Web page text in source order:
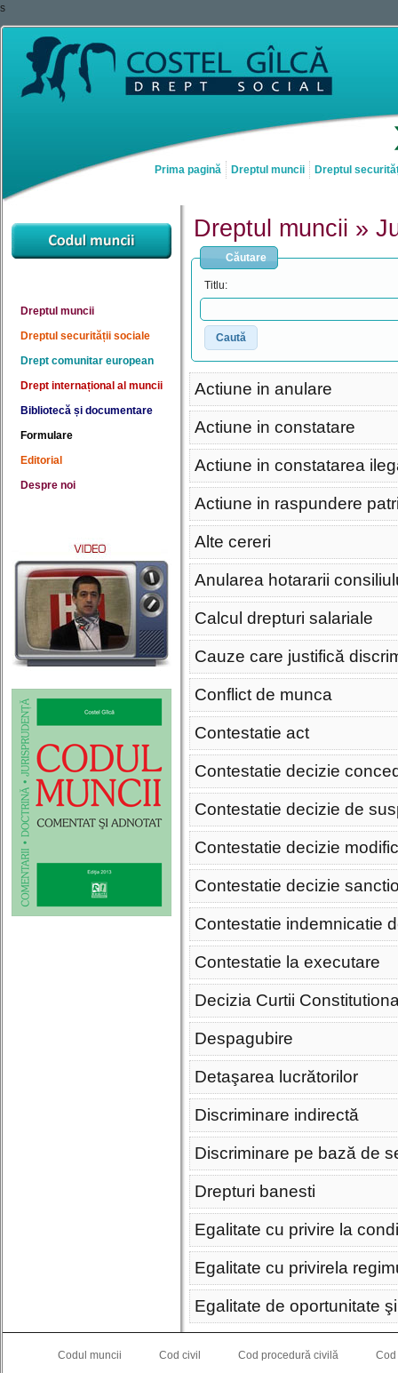
s
Prima pagină Dreptul muncii Dreptul
Dreptul muncii »
Căutare
Titlu:
Caută
Actiune in anulare
Actiune in constatare
Actiune in constatarea
Actiune in raspundere
Alte cereri
Anularea hotararii
Calcul drepturi salariale
Cauze care justifică
Conflict de munca
Contestatie act
Contestatie decizie
Contestatie decizie de
Contestatie decizie
Contestatie decizie
Contestatie indemnicatie
Contestatie la executare
Decizia Curtii
Despagubire
Detaşarea lucrătorilor
Discriminare indirectă
Discriminare pe bază de
Drepturi banesti
Egalitate cu privire la
Egalitate cu privirela
Egalitate de oportunitate
Dreptul muncii
Dreptul securității sociale
Drept comunitar european
Drept internațional al muncii
Bibliotecă și documentare
Formulare
Editorial
Despre noi
Codul muncii Cod civil Cod procedură civilă